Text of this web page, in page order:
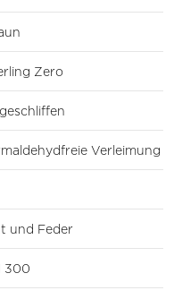
Zero
Verleimung
und Feder
300